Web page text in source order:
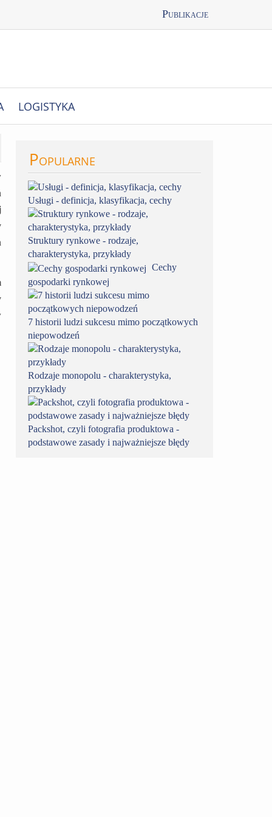
Publikacje
LOGISTYKA
Popularne
Usługi - definicja, klasyfikacja, cechy
Struktury rynkowe - rodzaje,
charakterystyka, przykłady
Cechy
gospodarki rynkowej
7 historii ludzi sukcesu mimo początkowych
niepowodzeń
Rodzaje monopolu - charakterystyka,
przykłady
Packshot, czyli fotografia produktowa -
podstawowe zasady i najważniejsze błędy